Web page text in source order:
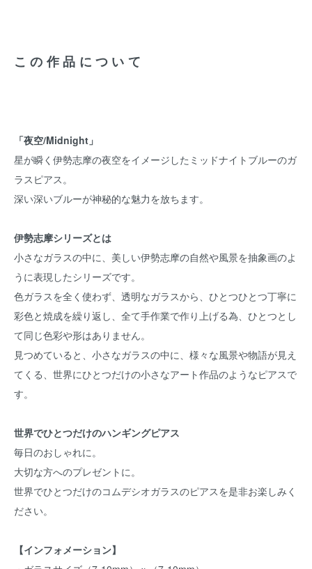
この作品について
「夜空/Midnight」
星が瞬く伊勢志摩の夜空をイメージしたミッドナイトブルーのガ
ラスピアス。
深い深いブルーが神秘的な魅力を放ちます。
伊勢志摩シリーズとは
小さなガラスの中に、美しい伊勢志摩の自然や風景を抽象画のよ
うに表現したシリーズです。
色ガラスを全く使わず、透明なガラスから、ひとつひとつ丁寧に
彩色と焼成を繰り返し、全て手作業で作り上げる為、ひとつとし
て同じ色彩や形はありません。
見つめていると、小さなガラスの中に、様々な風景や物語が見え
てくる、世界にひとつだけの小さなアート作品のようなピアスで
す。
世界でひとつだけのハンギングピアス
毎日のおしゃれに。
大切な方へのプレゼントに。
世界でひとつだけのコムデシオガラスのピアスを是非お楽しみく
ださい。
【インフォメーション】